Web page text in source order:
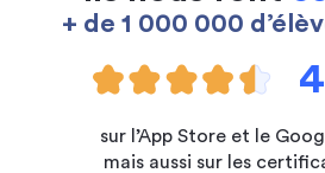
+ de 1 000 000
sur l’App Store et le
mais aussi sur les